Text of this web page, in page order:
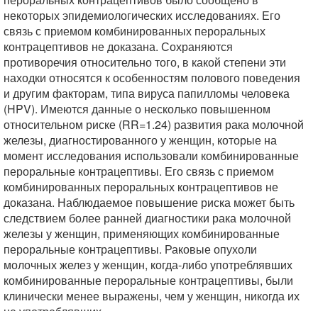
некоторых эпидемиологических исследованиях. Его
связь с приемом комбинированных пероральных
контрацептивов не доказана. Сохраняются
противоречия относительно того, в какой степени эти
находки относятся к особенностям полового поведения
и другим факторам, типа вируса папилломы человека
(HPV). Имеются данные о несколько повышенном
относительном риске (RR=1.24) развития рака молочной
железы, диагностированного у женщин, которые на
момент исследования использовали комбинированные
пероральные контрацептивы. Его связь с приемом
комбинированных пероральных контрацептивов не
доказана. Наблюдаемое повышение риска может быть
следствием более ранней диагностики рака молочной
железы у женщин, применяющих комбинированные
пероральные контрацептивы. Раковые опухоли
молочных желез у женщин, когда-либо употреблявших
комбинированные пероральные контрацептивы, были
клинически менее выражены, чем у женщин, никогда их